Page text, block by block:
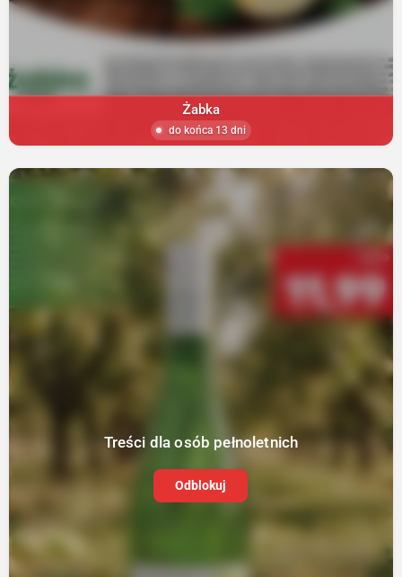
Żabka
do końca 13 dni
Treści dla osób pełnoletnich
Odblokuj